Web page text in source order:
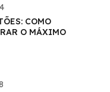
COMO
O MÁXIMO